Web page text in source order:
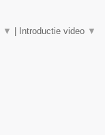
▼ Introductie video ▼